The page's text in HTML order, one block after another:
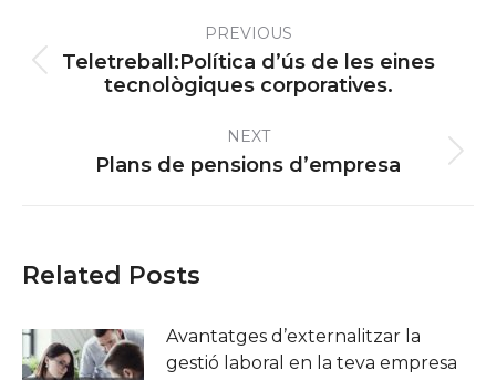
navigationPREVIOUS
Previous
post:
Teletreball:Política d’ús de les eines
tecnològiques corporatives.
NEXT
Next
Plans de pensions d’empresa
Related Posts
Avantatges d’externalitzar la
gestió laboral en la teva empresa